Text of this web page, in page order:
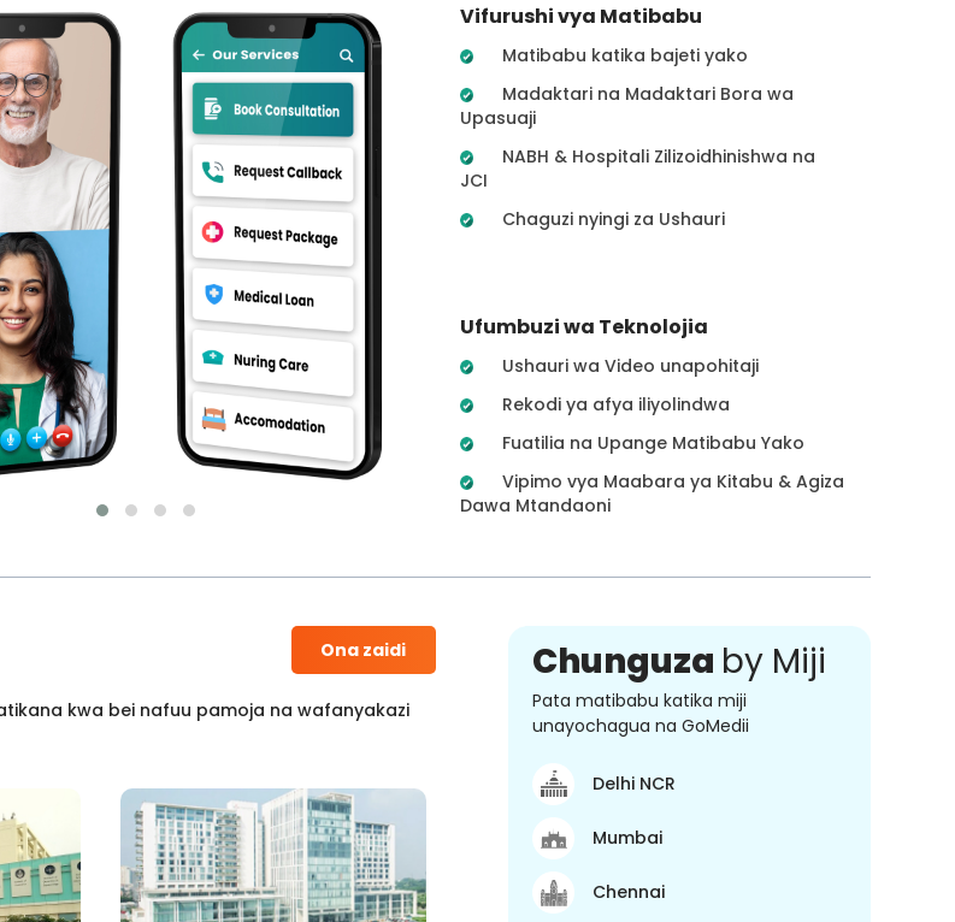
Vifurushi vya Matibabu
Matibabu katika bajeti yako
Madaktari na Madaktari Bora wa
Upasuaji
NABH & Hospitali Zilizoidhinishwa na
JCI
Chaguzi nyingi za Ushauri
Ufumbuzi wa Teknolojia
Ushauri wa Video unapohitaji
Rekodi ya afya iliyolindwa
Fuatilia na Upange Matibabu Yako
Vipimo vya Maabara ya Kitabu & Agiza
Dawa Mtandaoni
Ona zaidi
kwa bei nafuu pamoja na wafanyakazi
Chunguza by Miji
Pata matibabu katika miji
unayochagua na GoMedii
Delhi NCR
Mumbai
Chennai